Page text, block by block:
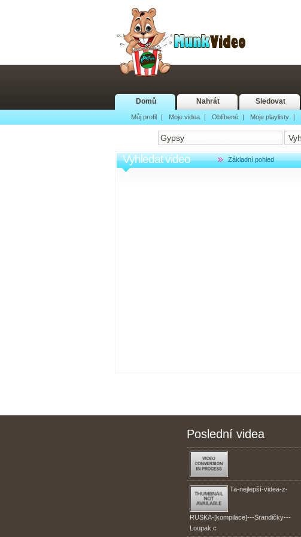
Domů Nahrát Sledovat
Můj profil | Moje videa | Oblíbené | Moje playlisty |
Vyhledat video Základní pohled
Poslední videa
Ta-nejlepší-videa-z-
RUSKA-[kompilace]---Srandičky---
Loupak.c